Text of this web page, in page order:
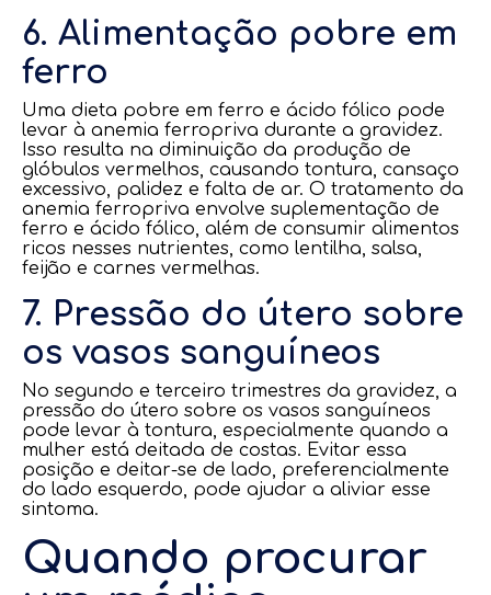
6. Alimentação pobre em
ferro
Uma dieta pobre em ferro e ácido fólico pode
levar à anemia ferropriva durante a gravidez.
Isso resulta na diminuição da produção de
glóbulos vermelhos, causando tontura, cansaço
excessivo, palidez e falta de ar. O tratamento da
anemia ferropriva envolve suplementação de
ferro e ácido fólico, além de consumir alimentos
ricos nesses nutrientes, como lentilha, salsa,
feijão e carnes vermelhas.
7. Pressão do útero sobre
os vasos sanguíneos
No segundo e terceiro trimestres da gravidez, a
pressão do útero sobre os vasos sanguíneos
pode levar à tontura, especialmente quando a
mulher está deitada de costas. Evitar essa
posição e deitar-se de lado, preferencialmente
do lado esquerdo, pode ajudar a aliviar esse
sintoma.
Quando procurar